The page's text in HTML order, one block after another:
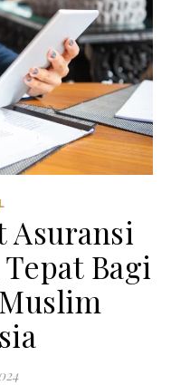
Asuransi
Bagi